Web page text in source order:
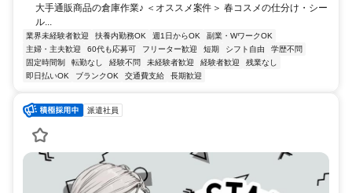
大手通販商品の倉庫作業♪ ＜オススメ案件＞ 春コスメの仕分け・シー
ル...
業界未経験者歓迎 扶養内勤務OK 週1日からOK
副業・WワークOK
主婦・主夫歓迎
60代も応募可 フリーター歓迎 短期 シフト自由
学歴不問
固定時間制
転勤なし 経験不問 未経験者歓迎 経験者歓迎
残業なし
即日払いOK
ブランクOK 交通費支給 長期歓迎
派遣社員